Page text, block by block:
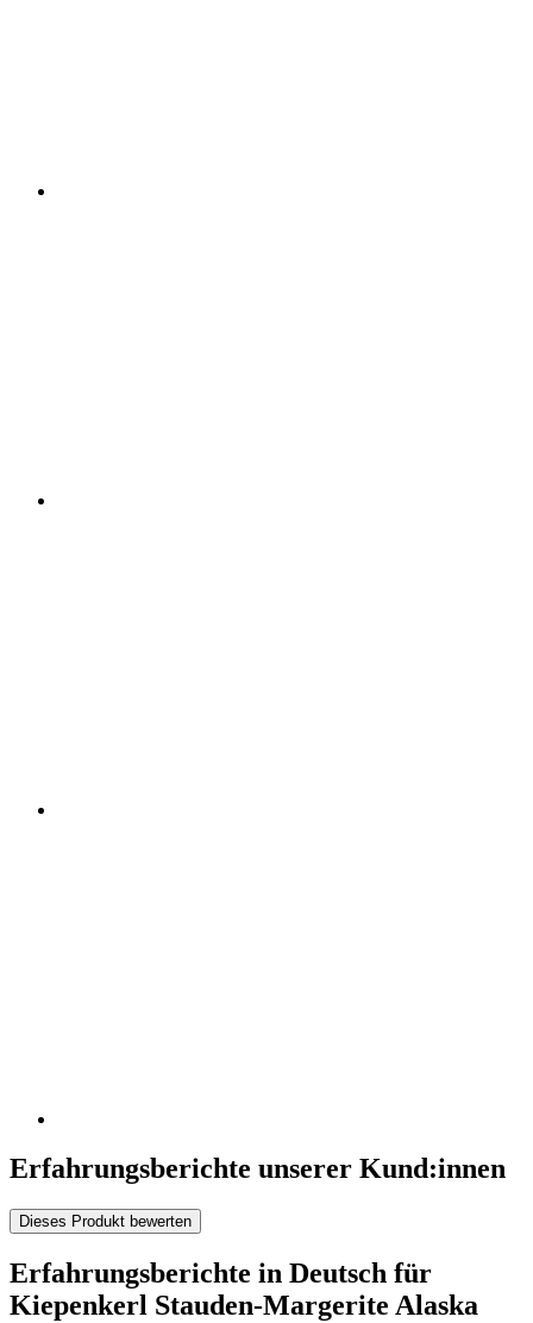
Erfahrungsberichte unserer Kund:innen
Dieses Produkt bewerten
Erfahrungsberichte in Deutsch für
Kiepenkerl Stauden-Margerite Alaska